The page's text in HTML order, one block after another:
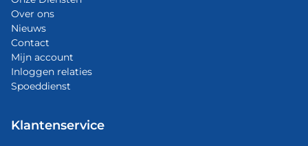
Over ons
Nieuws
Contact
Mijn account
Inloggen relaties
Spoeddienst
Klantenservice